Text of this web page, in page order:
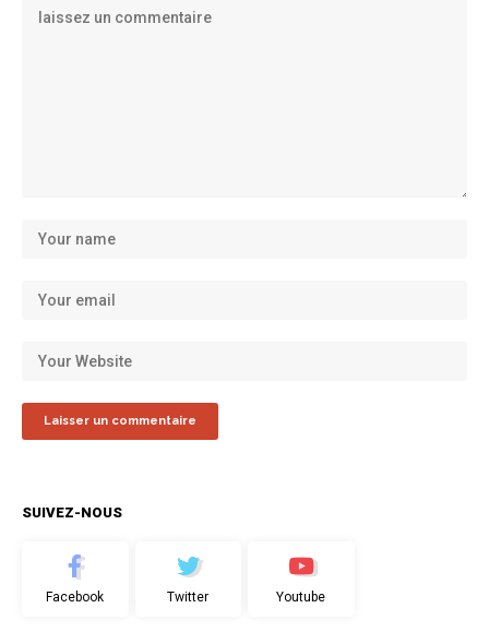
SUIVEZ-NOUS
Facebook Twitter Youtube